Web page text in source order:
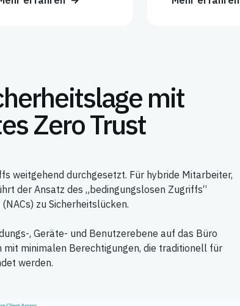
mit
Zero Trust
weitgehend durchgesetzt. Für hybride Mitarbeiter,
der Ansatz des „bedingungslosen Zugriffs“
zu Sicherheitslücken.
, Geräte- und Benutzerebene auf das Büro
minimalen Berechtigungen, die traditionell für
werden.